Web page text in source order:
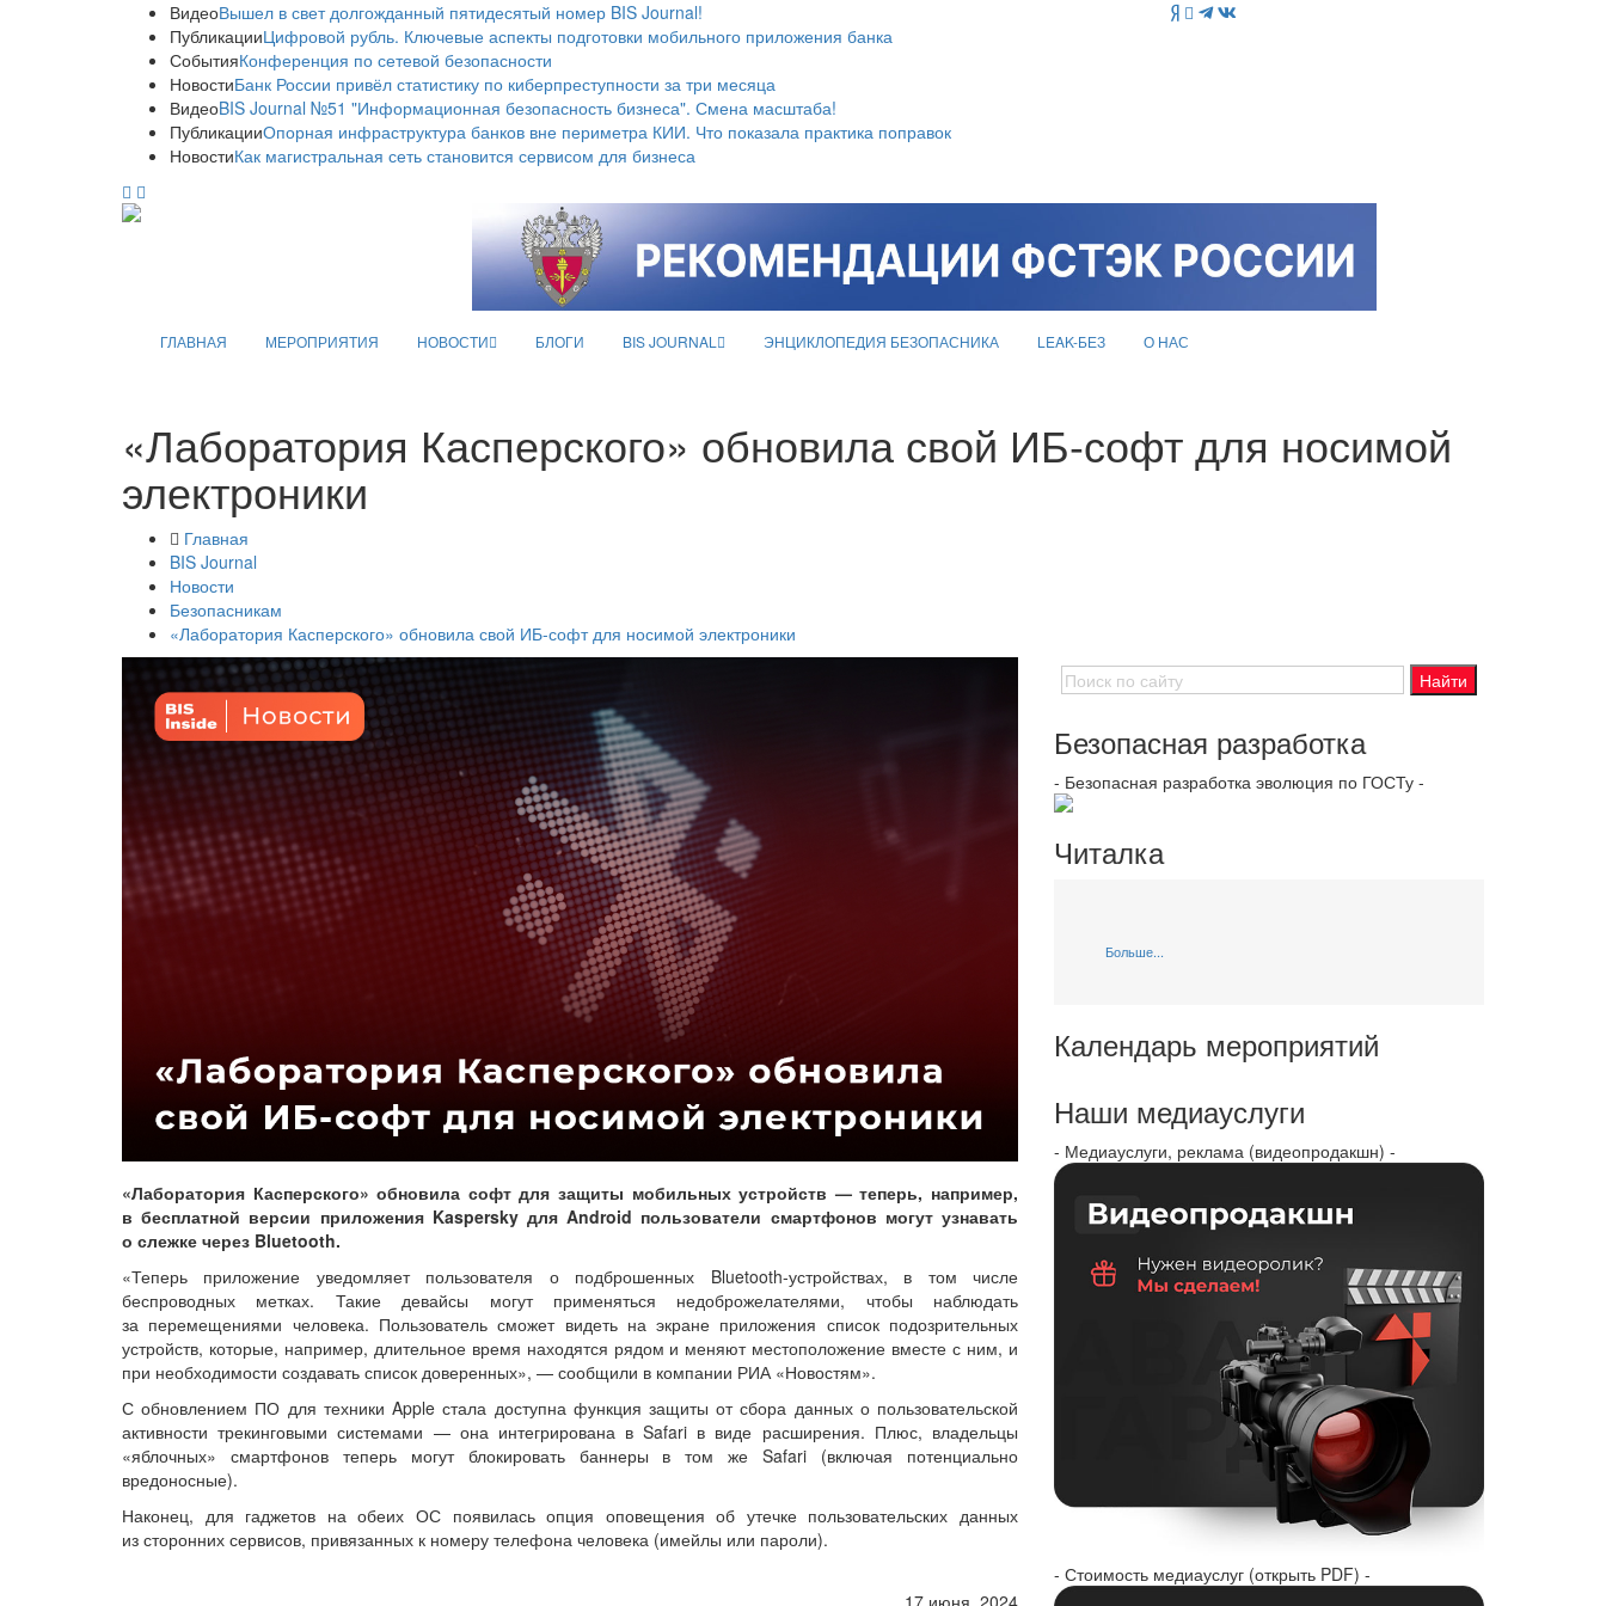
ВидеоВышел в свет долгожданный пятидесятый номер BIS Journal!
ПубликацииЦифровой рубль. Ключевые аспекты подготовки мобильного приложения банка
СобытияКонференция по сетевой безопасности
НовостиБанк России привёл статистику по киберпреступности за три месяца
ВидеоBIS Journal №51 "Информационная безопасность бизнеса". Смена масштаба!
ПубликацииОпорная инфраструктура банков вне периметра КИИ. Что показала практика поправок
НовостиКак магистральная сеть становится сервисом для бизнеса
ГЛАВНАЯ МЕРОПРИЯТИЯ НОВОСТИ БЛОГИ BIS JOURNAL ЭНЦИКЛОПЕДИЯ БЕЗОПАСНИКА LEAK-БЕЗ О НАС
«Лаборатория Касперского» обновила свой ИБ-софт для носимой
электроники
Главная
BIS Journal
Новости
Безопасникам
«Лаборатория Касперского» обновила свой ИБ-софт для носимой электроники
«Лаборатория Касперского» обновила софт для защиты мобильных устройств — теперь, например,
в бесплатной версии приложения Kaspersky для Android пользователи смартфонов могут узнавать
о слежке через Bluetooth.
«Теперь приложение уведомляет пользователя о подброшенных Bluetooth‑устройствах, в том числе
беспроводных метках. Такие девайсы могут применяться недоброжелателями, чтобы наблюдать
за перемещениями человека. Пользователь сможет видеть на экране приложения список подозрительных
устройств, которые, например, длительное время находятся рядом и меняют местоположение вместе с ним, и
при необходимости создавать список доверенных», — сообщили в компании РИА «Новостям».
С обновлением ПО для техники Apple стала доступна функция защиты от сбора данных о пользовательской
активности трекинговыми системами — она интегрирована в Safari в виде расширения. Плюс, владельцы
«яблочных» смартфонов теперь могут блокировать баннеры в том же Safari (включая потенциально
вредоносные).
Наконец, для гаджетов на обеих ОС появилась опция оповещения об утечке пользовательских данных
из сторонних сервисов, привязанных к номеру телефона человека (имейлы или пароли).
17 июня, 2024
Безопасная разработка
- Безопасная разработка эволюция по ГОСТу -
Читалка
Больше...
Календарь мероприятий
Наши медиауслуги
- Медиауслуги, реклама (видеопродакшн) -
- Стоимость медиауслуг (открыть PDF) -